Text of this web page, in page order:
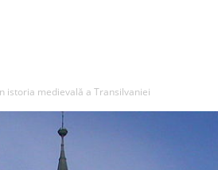
istoria medievală a Transilvaniei